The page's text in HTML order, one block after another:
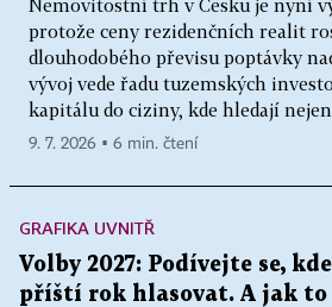
Nemovitostní trh v Česku je nyní
protože ceny rezidenčních realit
dlouhodobého převisu poptávky
vývoj vede řadu tuzemských
kapitálu do ciziny, kde hledají
9. 7. 2026 ▪ 6 min. čtení
GRAFIKA UVNITŘ
Volby 2027: Podívejte se,
příští rok hlasovat. A jak to